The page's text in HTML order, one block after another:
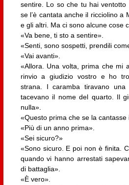
sentire. Lo so che tu hai
se l’è cantata anche il ricciolino a
e gli altri. Ma ci sono alcune cose
«Va bene, ti sto a sentire».
«Senti, sono sospetti, prendili
«Vai avanti».
«Allora. Una volta, prima che mi
rinvio a giudizio vostro e ho
strana. I caramba tiravano
tacevano il nome del quarto. Il
nulla».
«Questo prima che se la cantasse
«Più di un anno prima».
«Sei sicuro?»
«Sono sicuro. E poi non è finita.
quando vi hanno arrestati
di battaglia».
«È vero».